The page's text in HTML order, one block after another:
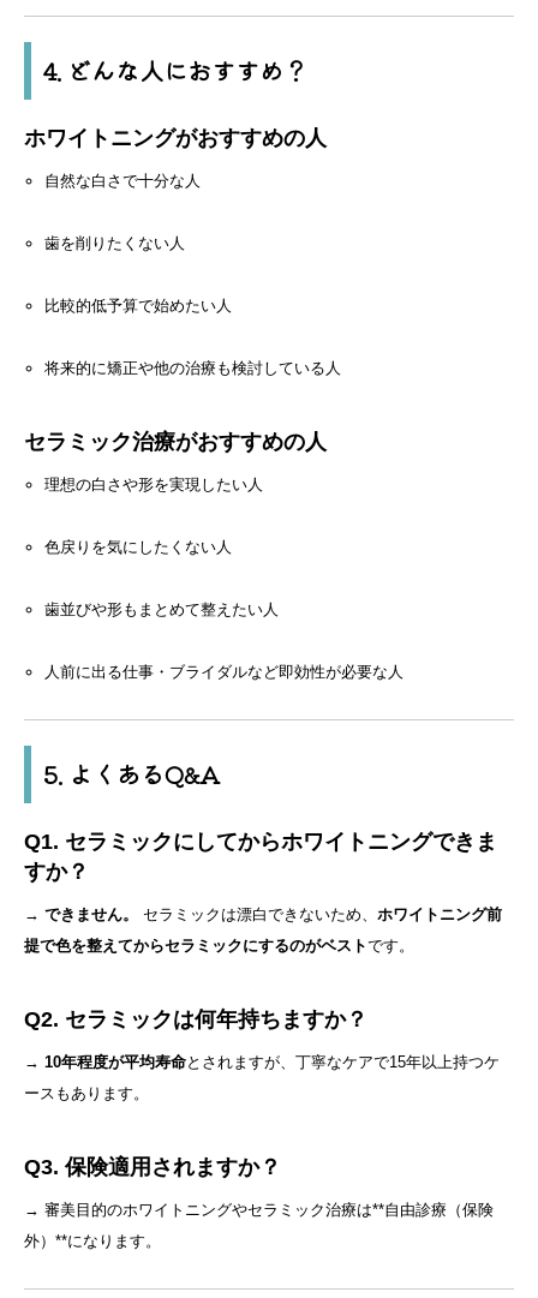
4. どんな人におすすめ？
ホワイトニングがおすすめの人
自然な白さで十分な人
歯を削りたくない人
比較的低予算で始めたい人
将来的に矯正や他の治療も検討している人
セラミック治療がおすすめの人
理想の白さや形を実現したい人
色戻りを気にしたくない人
歯並びや形もまとめて整えたい人
人前に出る仕事・ブライダルなど即効性が必要な人
5. よくあるQ&A
Q1. セラミックにしてからホワイトニングできま
すか？
→ できません。 セラミックは漂白できないため、 ホワイトニング前
提で色を整えてからセラミックにするのがベストです。
Q2. セラミックは何年持ちますか？
→ 10年程度が平均寿命とされますが、丁寧なケアで15年以上持つケ
ースもあります。
Q3. 保険適用されますか？
→ 審美目的のホワイトニングやセラミック治療は**自由診療（保険
外）**になります。